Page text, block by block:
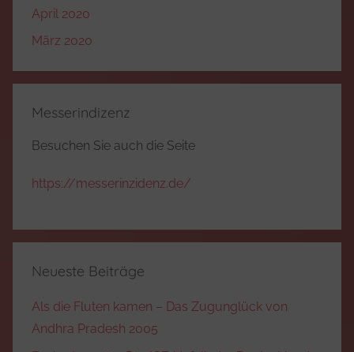
April 2020
März 2020
Messerindizenz
Besuchen Sie auch die Seite
https://messerinzidenz.de/
Neueste Beiträge
Als die Fluten kamen – Das Zugunglück von
Andhra Pradesh 2005